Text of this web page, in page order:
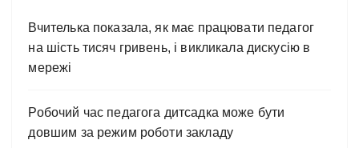
Вчителька показала, як має працювати педагог
на шість тисяч гривень, і викликала дискусію в
мережі
Робочий час педагога дитсадка може бути
довшим за режим роботи закладу